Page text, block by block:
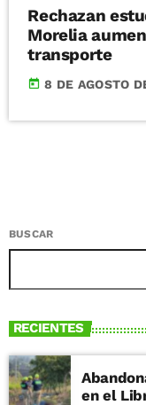
Rechazan
Morelia aumento arbitrario de pasaje del
transporte
today 8 DE AGOSTO
BUSCAR
RECIENTES
en el